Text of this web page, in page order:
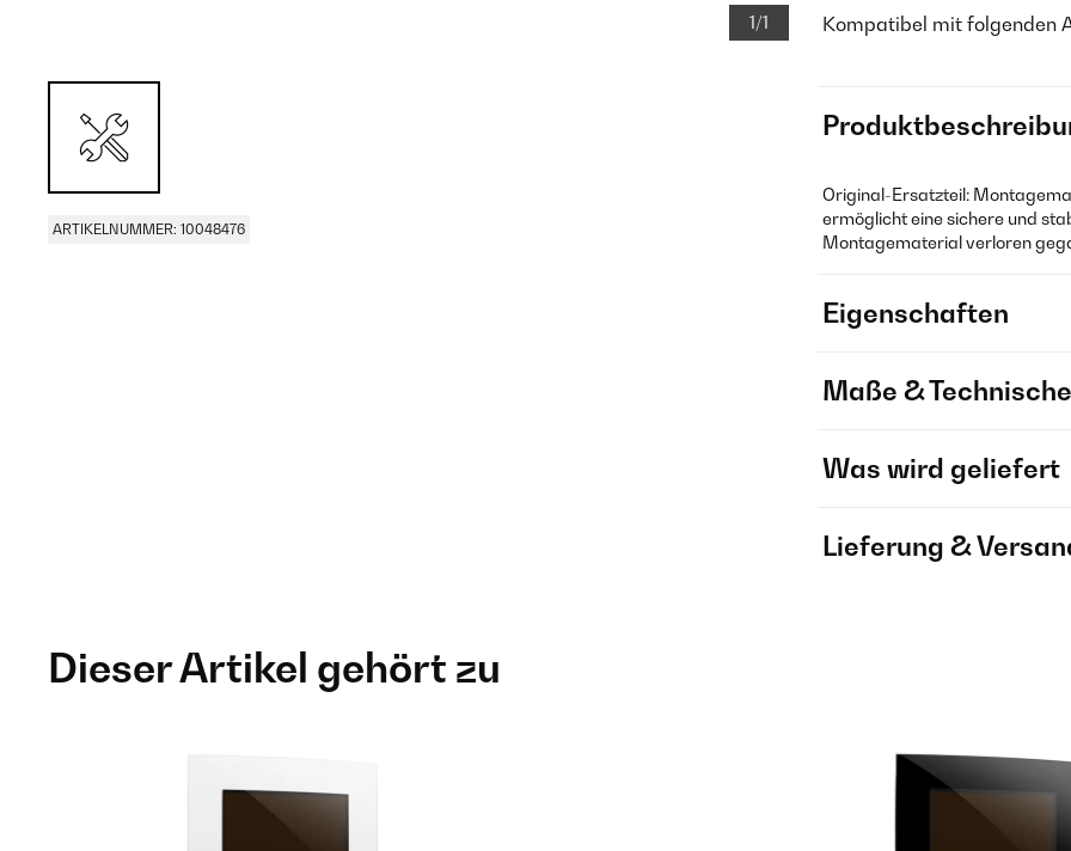
1/1
ARTIKELNUMMER: 10048476
Kompatibel mit folgenden
Original-Ersatzteil:
ermöglicht eine sichere und
Montagematerial verloren
Eigenschaften
Maße &
Was wird geliefert
Lieferung &
Dieser Artikel gehört zu